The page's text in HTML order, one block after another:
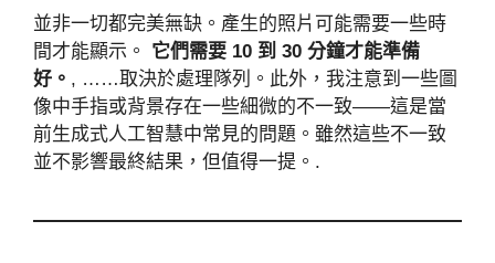
並非一切都完美無缺。產生的照片可能需要一些時
間才能顯示。 它們需要 10 到 30 分鐘才能準備
好。 , ……取決於處理隊列。此外，我注意到一些圖
像中手指或背景存在一些細微的不一致——這是當
前生成式人工智慧中常見的問題。雖然這些不一致
並不影響最終結果，但值得一提。.